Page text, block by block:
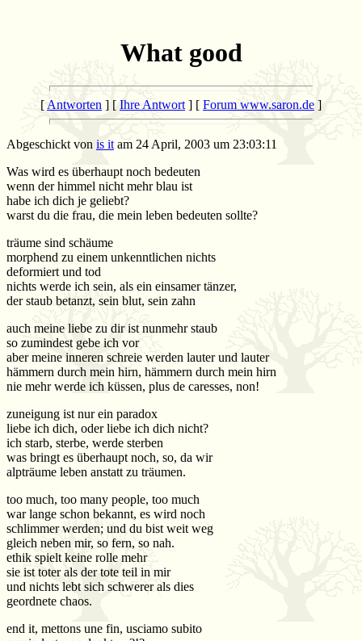
What good
[ Antworten ] [ Ihre Antwort ] [ Forum www.saron.de ]
Abgeschickt von is it am 24 April, 2003 um 23:03:11
Was wird es überhaupt noch bedeuten
wenn der himmel nicht mehr blau ist
habe ich dich je geliebt?
warst du die frau, die mein leben bedeuten sollte?
träume sind schäume
morphend zu einem unkenntlichen nichts
deformiert und tod
nichts werde ich sein, als ein einsamer tänzer,
der staub betanzt, sein blut, sein zahn
auch meine liebe zu dir ist nunmehr staub
so zumindest gebe ich vor
aber meine inneren schreie werden lauter und lauter
hämmern durch mein hirn, hämmern durch mein hirn
nie mehr werde ich küssen, plus de caresses, non!
zuneigung ist nur ein paradox
liebe ich dich, oder liebe ich dich nicht?
ich starb, sterbe, werde sterben
was bringt es überhaupt noch, so, da wir
alpträume leben anstatt zu träumen.
too much, too many people, too much
war lange schon bekannt, es wird noch
schlimmer werden; und du bist weit weg
gleich neben mir, so fern, so nah.
ethik spielt keine rolle mehr
sie ist toter als der tote teil in mir
und nichts lebt sich schwerer als dies
geordnete chaos.
end it, mettons une fin, usciamo subito